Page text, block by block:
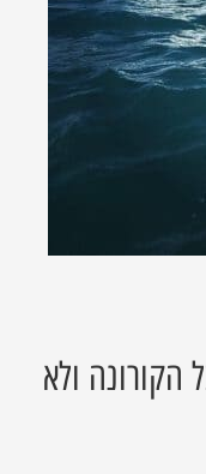
הקורונה ולא